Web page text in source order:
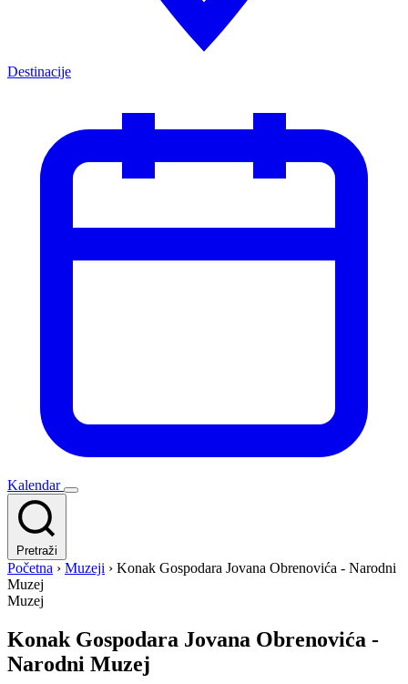
Destinacije
Kalendar
Pretraži
Početna › Muzeji › Konak Gospodara Jovana Obrenovića - Narodni
Muzej
Muzej
Konak Gospodara Jovana Obrenovića -
Narodni Muzej